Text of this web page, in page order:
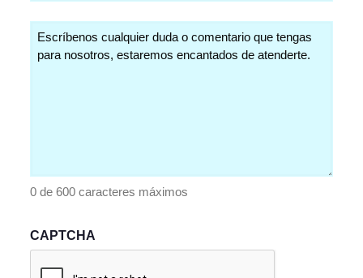
(Obligatorio)
0 de 600 caracteres máximos
CAPTCHA